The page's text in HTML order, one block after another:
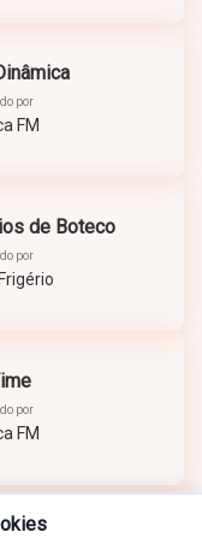
por
FM
de Boteco
por
por
FM